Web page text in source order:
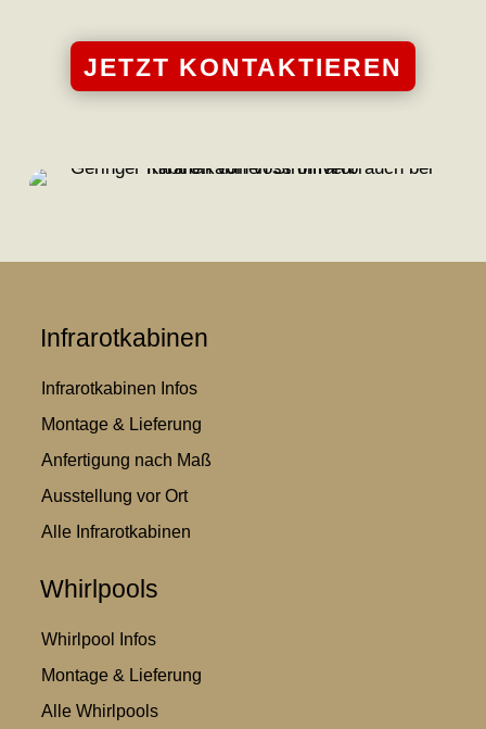
JETZT KONTAKTIEREN
Infrarotkabinen
Infrarotkabinen Infos
Montage & Lieferung
Anfertigung nach Maß
Ausstellung vor Ort
Alle Infrarotkabinen
Whirlpools
Whirlpool Infos
Montage & Lieferung
Alle Whirlpools